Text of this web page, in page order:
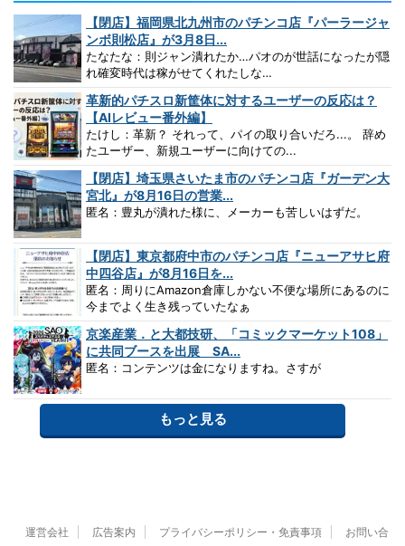
【閉店】福岡県北九州市のパチンコ店『パーラージャ
ンボ則松店』が3月8日...
たなたな：則ジャン潰れたか…パオのが世話になったが隠
れ確変時代は稼がせてくれたしな…
革新的パチスロ新筐体に対するユーザーの反応は？
【AIレビュー番外編】
たけし：革新？ それって、パイの取り合いだろ...。 辞め
たユーザー、新規ユーザーに向けての...
【閉店】埼玉県さいたま市のパチンコ店『ガーデン大
宮北』が8月16日の営業...
匿名：豊丸が潰れた様に、メーカーも苦しいはずだ。
【閉店】東京都府中市のパチンコ店『ニューアサヒ府
中四谷店』が8月16日を...
匿名：周りにAmazon倉庫しかない不便な場所にあるのに
今までよく生き残っていたなぁ
京楽産業．と大都技研、「コミックマーケット108」
に共同ブースを出展 SA...
匿名：コンテンツは金になりますね。さすが
もっと見る
運営会社 広告案内 プライバシーポリシー・免責事項
お問い合